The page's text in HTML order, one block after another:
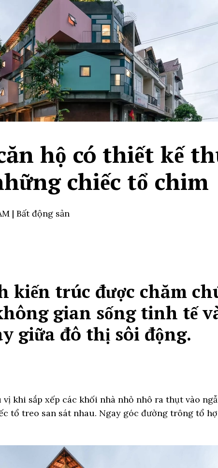
hộ có thiết kế
chiếc tổ chim
| Bất động sản
kiến trúc được chăm
gian sống tinh tế
giữa đô thị sôi động.
khi sắp xếp các khối nhà nhỏ nhô ra thụt vào
tổ treo san sát nhau. Ngay góc đường trông tổ